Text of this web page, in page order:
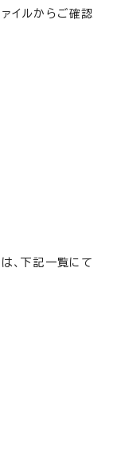
イルからご確認
、下記一覧にて